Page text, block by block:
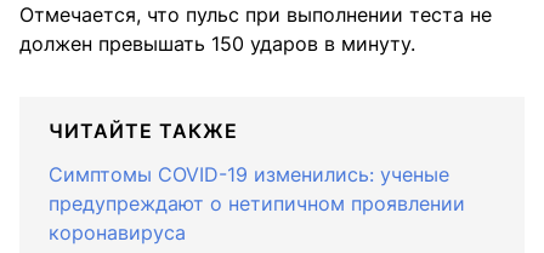
Отмечается, что пульс при выполнении теста не
должен превышать 150 ударов в минуту.
ЧИТАЙТЕ ТАКЖЕ
Симптомы COVID-19 изменились: ученые
предупреждают о нетипичном проявлении
коронавируса